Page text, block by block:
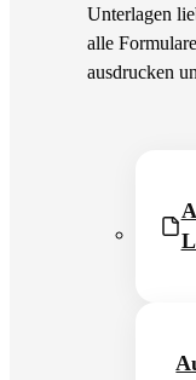
Unterlagen
alle
ausdrucken